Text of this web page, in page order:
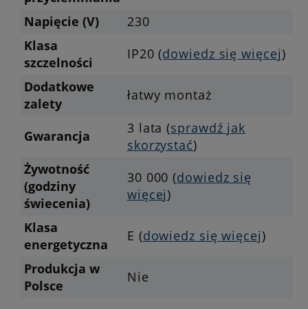
Napięcie (V)
230
Klasa
szczelności
IP20 (dowiedz się więcej)
Dodatkowe
zalety
łatwy montaż
Gwarancja 3 lata (sprawdź jak
skorzystać)
Żywotność
(godziny
świecenia)
30 000 (dowiedz się
więcej)
Klasa
energetyczna
E (dowiedz się więcej)
Produkcja w
Polsce
Nie